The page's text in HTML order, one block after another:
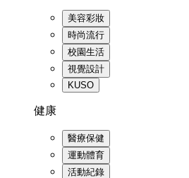
美容彩妝
時尚流行
校園生活
視覺設計
KUSO
健康
醫療保健
運動體育
活動紀錄